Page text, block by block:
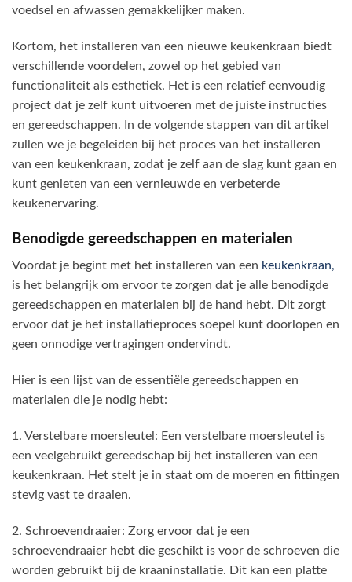
voedsel en afwassen gemakkelijker maken.
Kortom, het installeren van een nieuwe keukenkraan biedt
verschillende voordelen, zowel op het gebied van
functionaliteit als esthetiek. Het is een relatief eenvoudig
project dat je zelf kunt uitvoeren met de juiste instructies
en gereedschappen. In de volgende stappen van dit artikel
zullen we je begeleiden bij het proces van het installeren
van een keukenkraan, zodat je zelf aan de slag kunt gaan en
kunt genieten van een vernieuwde en verbeterde
keukenervaring.
Benodigde gereedschappen en materialen
Voordat je begint met het installeren van een keukenkraan,
is het belangrijk om ervoor te zorgen dat je alle benodigde
gereedschappen en materialen bij de hand hebt. Dit zorgt
ervoor dat je het installatieproces soepel kunt doorlopen en
geen onnodige vertragingen ondervindt.
Hier is een lijst van de essentiële gereedschappen en
materialen die je nodig hebt:
1. Verstelbare moersleutel: Een verstelbare moersleutel is
een veelgebruikt gereedschap bij het installeren van een
keukenkraan. Het stelt je in staat om de moeren en fittingen
stevig vast te draaien.
2. Schroevendraaier: Zorg ervoor dat je een
schroevendraaier hebt die geschikt is voor de schroeven die
worden gebruikt bij de kraaninstallatie. Dit kan een platte